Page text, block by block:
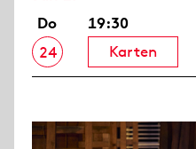
Do
24
19:30
Karten